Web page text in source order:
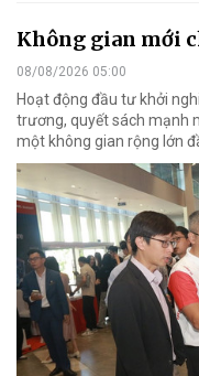
Không gian mới
08/08/2026 05:00
Hoạt động đầu tư khởi
trương, quyết sách mạnh
một không gian rộng lớn